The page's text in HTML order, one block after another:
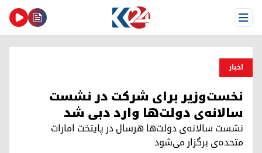
Open Menu
اخبار
نخست‌وزیر برای شرکت در نشست
سالانه‌ی دولت‌ها وارد دبی شد
نشست سالانه‌ی دولت‌ها هرسال در پایتخت امارات
متحده‌ی برگزار می‌شود